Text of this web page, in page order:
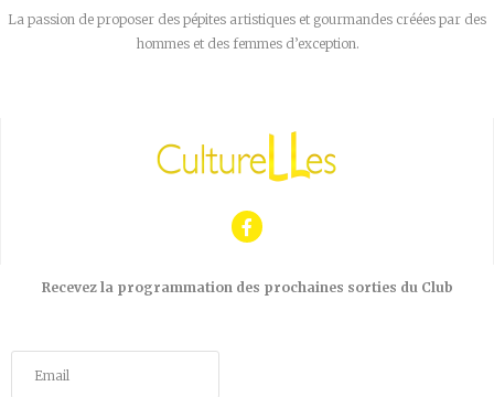
La passion de proposer des pépites artistiques et gourmandes créées par des
hommes et des femmes d’exception.
Recevez la programmation des prochaines sorties du Club